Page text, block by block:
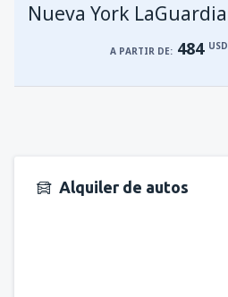
Nueva York LaGuardia
A PARTIR DE: 484 USD
Alquiler de autos